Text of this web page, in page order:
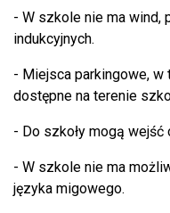
- W szkole nie ma wind,
indukcyjnych.
- Miejsca parkingowe, w
dostępne na terenie
- Do szkoły mogą
- W szkole nie ma
języka migowego.